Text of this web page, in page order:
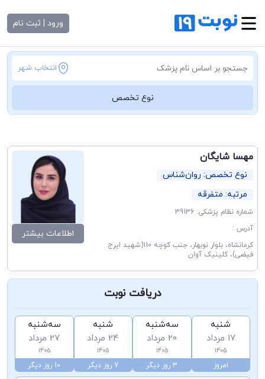
ورود | ثبت نام
انتخاب شهر
نوع تخصص
مهسا شایگان
نوع تخصص: روان‌شناس
مرتبه: متفرقه
شماره نظام پزشکی: 39136
آدرس :
کرمانشاه، بلوار نوبهار، جنب کوچه 110(شهید ایرج
فیضی)، کلینیک آوان
اطلاعات بیشتر
دریافت نوبت
شنبه
17 مرداد
1405
امروز
سه‌شنبه
20 مرداد
1405
3 روز دیگر
شنبه
24 مرداد
1405
7 روز دیگر
سه‌شنبه
27 مرداد
1405
10 روز دیگر